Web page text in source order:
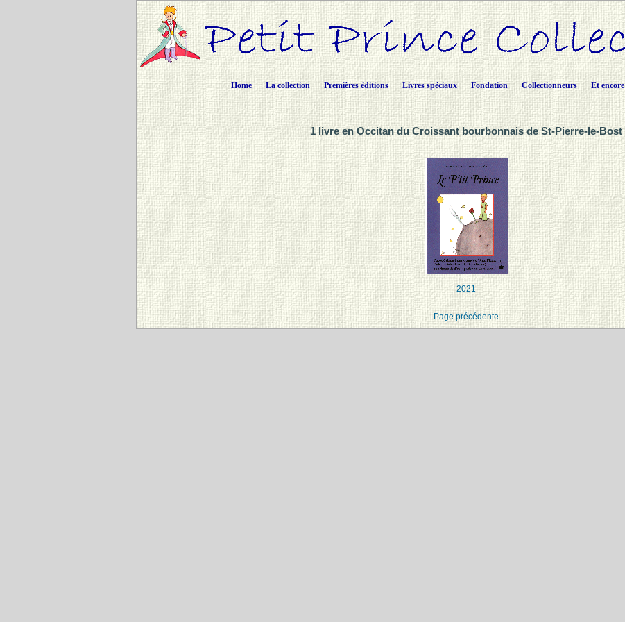
Home La collection Premières éditions Livres spéciaux Fondation Collectionneurs Et encore
1 livre en Occitan du Croissant bourbonnais de St-Pierre-le-Bost
2021
Page précédente